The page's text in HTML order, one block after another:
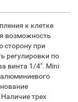
к клетке
возможность
сторону при
регулировки по
винта 1/4". Mini
алюминиевого
трех